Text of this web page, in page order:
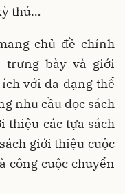
thú…
chủ đề chính
trưng bày và giới
với đa dạng thể
nhu cầu đọc sách
thiệu các tựa sách
giới thiệu cuộc
công cuộc chuyển